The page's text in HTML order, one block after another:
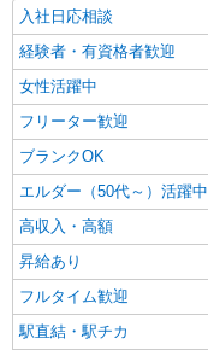
入社日応相談
経験者・有資格者歓迎
女性活躍中
フリーター歓迎
ブランクOK
エルダー（50代～）活躍中
高収入・高額
昇給あり
フルタイム歓迎
駅直結・駅チカ